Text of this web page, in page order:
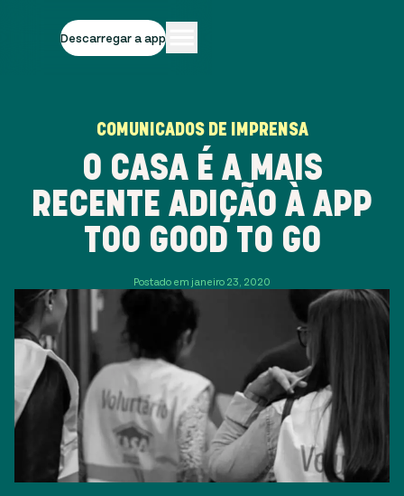
Descarregar a app
COMUNICADOS DE IMPRENSA
O CASA É A MAIS
RECENTE ADIÇÃO À APP
TOO GOOD TO GO
Postado em janeiro 23, 2020